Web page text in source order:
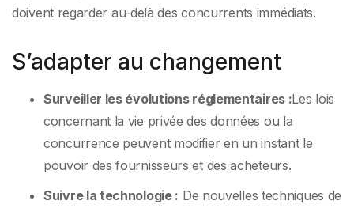
doivent regarder au-delà des concurrents immédiats.
S’adapter au changement
Surveiller les évolutions réglementaires :Les lois
concernant la vie privée des données ou la
concurrence peuvent modifier en un instant le
pouvoir des fournisseurs et des acheteurs.
Suivre la technologie : De nouvelles techniques de